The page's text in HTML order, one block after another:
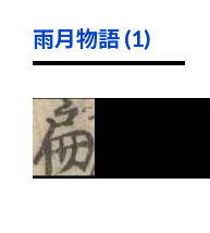
雨月物語 (1)